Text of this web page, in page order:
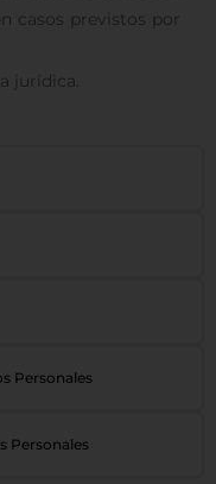
Personales
Personales
casos previstos por
jurídica.